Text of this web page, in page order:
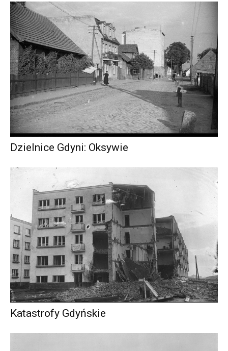
Dzielnice Gdyni: Oksywie
Katastrofy Gdyńskie